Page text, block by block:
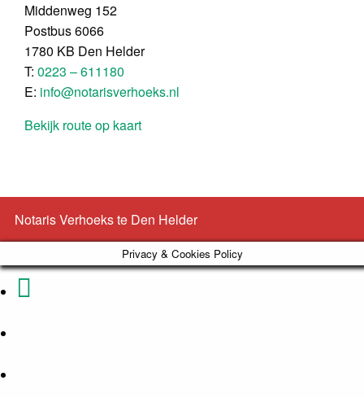
Middenweg 152
Postbus 6066
1780 KB Den Helder
T: 0223 – 611180
E: info@notarisverhoeks.nl
Bekijk route op kaart
Notaris Verhoeks te Den Helder
Privacy & Cookies Policy